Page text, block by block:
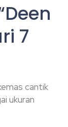
7
cantik
ukuran